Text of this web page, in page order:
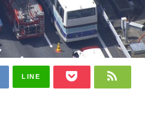
LINE